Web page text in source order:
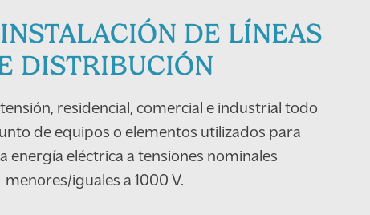
DE LÍNEAS
DISTRIBUCIÓN
residencial, comercial e industrial todo
de equipos o elementos utilizados para
energía eléctrica a tensiones nominales
menores/iguales a 1000 V.